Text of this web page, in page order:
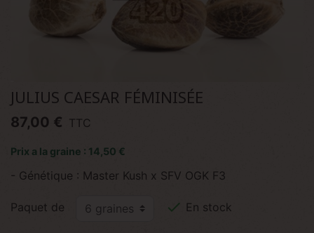
JULIUS CAESAR FÉMINISÉE
87,00 € TTC
Prix a la graine : 14,50 €
- Génétique : Master Kush x SFV OGK F3
Paquet de  En stock